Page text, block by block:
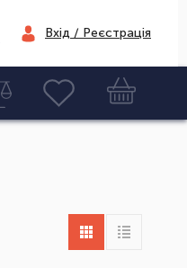
Вхід / Реєстрація